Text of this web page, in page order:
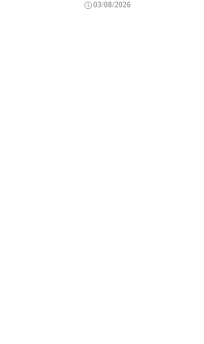
03/08/2026